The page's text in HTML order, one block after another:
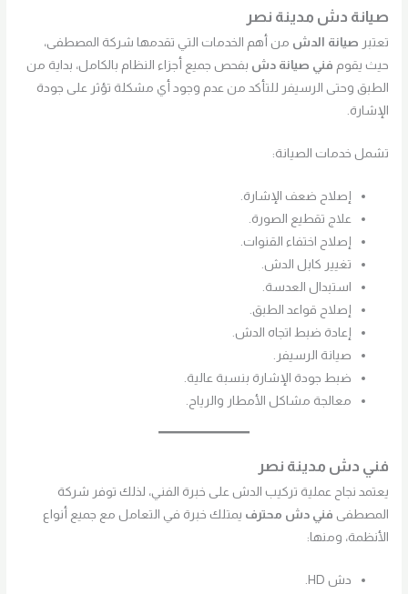
صيانة دش مدينة نصر
تعتبر صيانة الدش من أهم الخدمات التي تقدمها شركة المصطفى،
حيث يقوم فني صيانة دش بفحص جميع أجزاء النظام بالكامل، بداية من
الطبق وحتى الرسيفر للتأكد من عدم وجود أي مشكلة تؤثر على جودة
الإشارة.
تشمل خدمات الصيانة:
إصلاح ضعف الإشارة.
علاج تقطيع الصورة.
إصلاح اختفاء القنوات.
تغيير كابل الدش.
استبدال العدسة.
إصلاح قواعد الطبق.
إعادة ضبط اتجاه الدش.
صيانة الرسيفر.
ضبط جودة الإشارة بنسبة عالية.
معالجة مشاكل الأمطار والرياح.
فني دش مدينة نصر
يعتمد نجاح عملية تركيب الدش على خبرة الفني، لذلك توفر شركة
المصطفى فني دش محترف يمتلك خبرة في التعامل مع جميع أنواع
الأنظمة، ومنها:
دش HD.